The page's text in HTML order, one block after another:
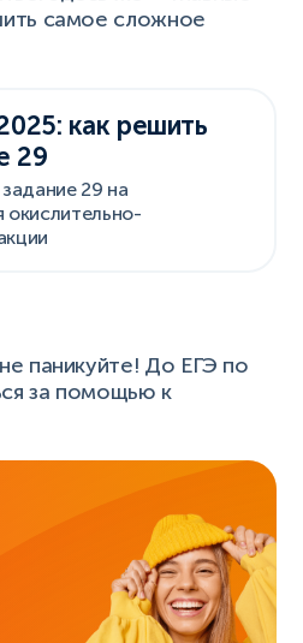
самое сложное
как решить
29
29 на
окислительно-
паникуйте! До ЕГЭ по
за помощью к